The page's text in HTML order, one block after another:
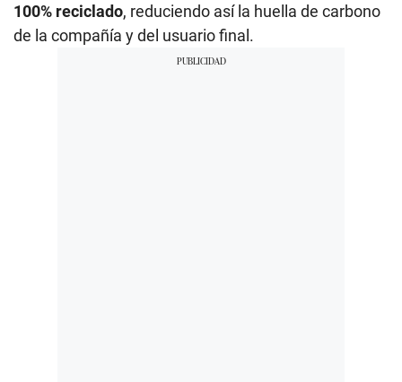
100% reciclado, reduciendo así la huella de carbono
de la compañía y del usuario final.